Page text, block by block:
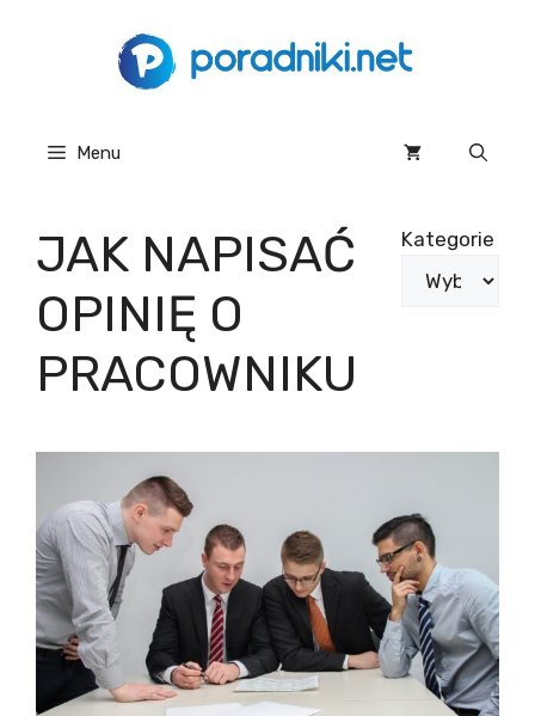
Menu
JAK NAPISAĆ
OPINIĘ O
PRACOWNIKU
Kategorie